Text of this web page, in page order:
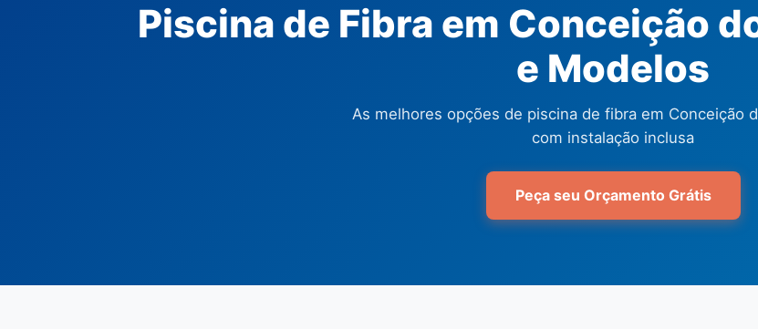
Piscina de Fibra em Conceição
e Modelos
As melhores opções de piscina de fibra em Conceição
com instalação inclusa
Peça seu Orçamento Grátis